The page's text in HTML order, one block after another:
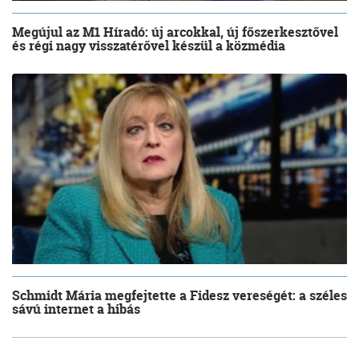
Megújul az M1 Híradó: új arcokkal, új főszerkesztővel
és régi nagy visszatérővel készül a közmédia
Schmidt Mária megfejtette a Fidesz vereségét: a széles
sávú internet a hibás